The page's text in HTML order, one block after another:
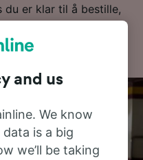
er klar til å bestille,
ditt hos oss.
and us
We know
is a big
we’ll be taking